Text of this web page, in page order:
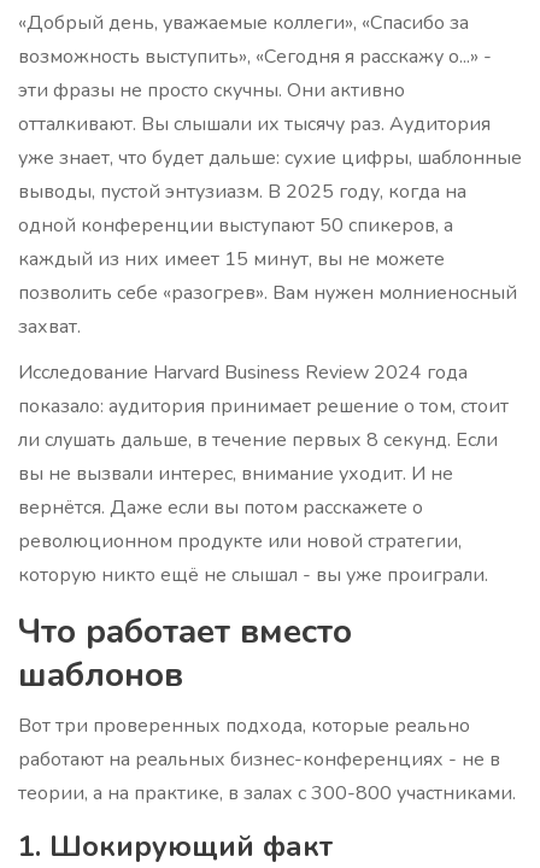
«Добрый день, уважаемые коллеги», «Спасибо за
возможность выступить», «Сегодня я расскажу о...» -
эти фразы не просто скучны. Они активно
отталкивают. Вы слышали их тысячу раз. Аудитория
уже знает, что будет дальше: сухие цифры, шаблонные
выводы, пустой энтузиазм. В 2025 году, когда на
одной конференции выступают 50 спикеров, а
каждый из них имеет 15 минут, вы не можете
позволить себе «разогрев». Вам нужен молниеносный
захват.
Исследование Harvard Business Review 2024 года
показало: аудитория принимает решение о том, стоит
ли слушать дальше, в течение первых 8 секунд. Если
вы не вызвали интерес, внимание уходит. И не
вернётся. Даже если вы потом расскажете о
революционном продукте или новой стратегии,
которую никто ещё не слышал - вы уже проиграли.
Что работает вместо
шаблонов
Вот три проверенных подхода, которые реально
работают на реальных бизнес-конференциях - не в
теории, а на практике, в залах с 300-800 участниками.
1. Шокирующий факт